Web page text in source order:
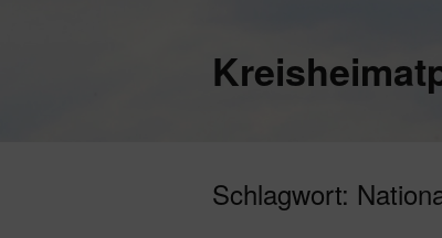
Schlagwort: